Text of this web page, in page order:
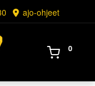
ajo-ohjeet
0